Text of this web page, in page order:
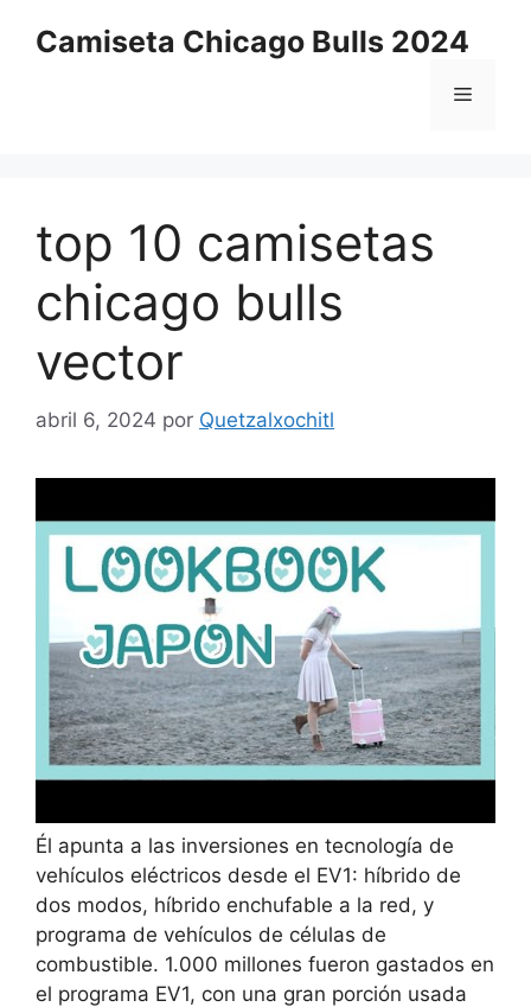
Camiseta Chicago Bulls 2024
Menú
top 10 camisetas
chicago bulls
vector
abril 6, 2024 por Quetzalxochitl
Él apunta a las inversiones en tecnología de
vehículos eléctricos desde el EV1: híbrido de
dos modos, híbrido enchufable a la red, y
programa de vehículos de células de
combustible. 1.000 millones fueron gastados en
el programa EV1, con una gran porción usada